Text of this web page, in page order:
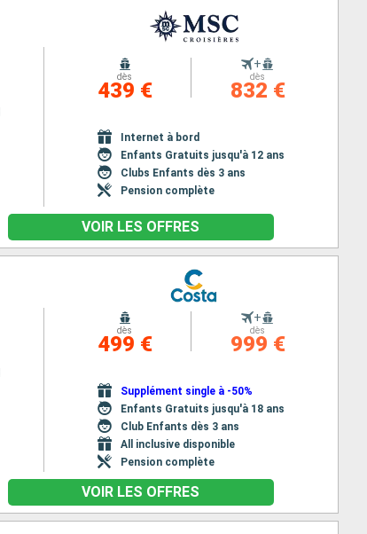
dès
439 €
+
dès
832 €
Internet à bord
Enfants Gratuits jusqu'à 12 ans
Clubs Enfants dès 3 ans
Pension complète
VOIR LES OFFRES
dès
499 €
+
dès
999 €
Supplément single à -50%
Enfants Gratuits jusqu'à 18 ans
Club Enfants dès 3 ans
All inclusive disponible
Pension complète
VOIR LES OFFRES